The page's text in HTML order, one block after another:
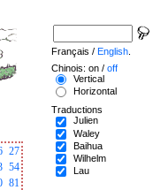
27
54
81
Français / English
Chinois: on / off
Vertical
Horizontal
Traductions
Julien
Waley
Baihua
Wilhelm
Lau